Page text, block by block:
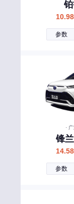
参数
·
锋
参数
东风小康
东风纳米
东风风光
东风风度
大力牛魔王
东风奕派